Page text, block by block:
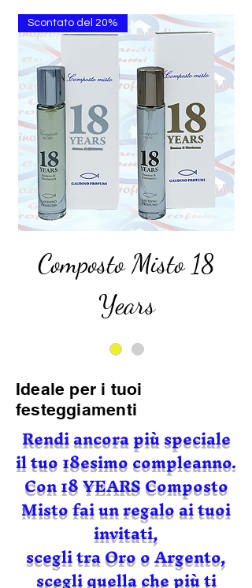
Scontato del 20%
Composto Misto 18
Years
Ideale per i tuoi
festeggiamenti
Rendi ancora più speciale
il tuo 18esimo compleanno.
Con 18 YEARS Composto
Misto fai un regalo ai tuoi
invitati,
scegli tra Oro o Argento,
scegli quella che più ti